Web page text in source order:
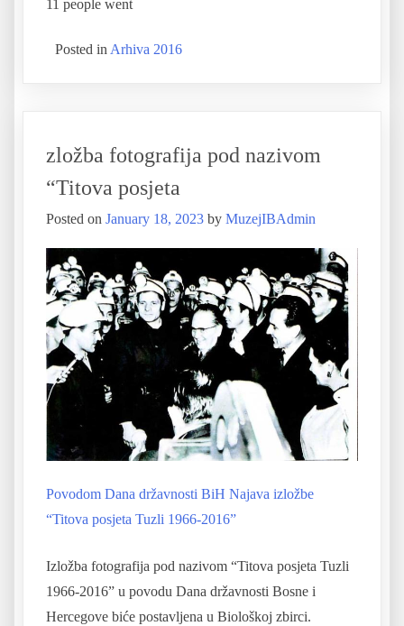
11 people went
Posted in Arhiva 2016
zložba fotografija pod nazivom
“Titova posjeta
Posted on January 18, 2023 by MuzejIBAdmin
Povodom Dana državnosti BiH Najava izložbe
“Titova posjeta Tuzli 1966-2016”
Izložba fotografija pod nazivom “Titova posjeta Tuzli
1966-2016” u povodu Dana državnosti Bosne i
Hercegove biće postavljena u Biološkoj zbirci.